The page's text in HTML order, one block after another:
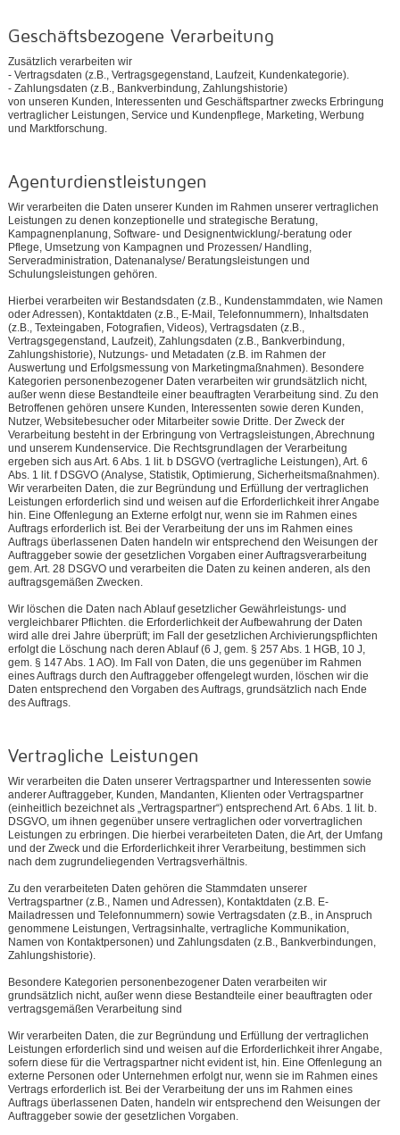
Geschäftsbezogene Verarbeitung
Zusätzlich verarbeiten wir
- Vertragsdaten (z.B., Vertragsgegenstand, Laufzeit, Kundenkategorie).
- Zahlungsdaten (z.B., Bankverbindung, Zahlungshistorie)
von unseren Kunden, Interessenten und Geschäftspartner zwecks Erbringung
vertraglicher Leistungen, Service und Kundenpflege, Marketing, Werbung
und Marktforschung.
Agenturdienstleistungen
Wir verarbeiten die Daten unserer Kunden im Rahmen unserer vertraglichen
Leistungen zu denen konzeptionelle und strategische Beratung,
Kampagnenplanung, Software- und Designentwicklung/-beratung oder
Pflege, Umsetzung von Kampagnen und Prozessen/ Handling,
Serveradministration, Datenanalyse/ Beratungsleistungen und
Schulungsleistungen gehören.
Hierbei verarbeiten wir Bestandsdaten (z.B., Kundenstammdaten, wie Namen
oder Adressen), Kontaktdaten (z.B., E-Mail, Telefonnummern), Inhaltsdaten
(z.B., Texteingaben, Fotografien, Videos), Vertragsdaten (z.B.,
Vertragsgegenstand, Laufzeit), Zahlungsdaten (z.B., Bankverbindung,
Zahlungshistorie), Nutzungs- und Metadaten (z.B. im Rahmen der
Auswertung und Erfolgsmessung von Marketingmaßnahmen). Besondere
Kategorien personenbezogener Daten verarbeiten wir grundsätzlich nicht,
außer wenn diese Bestandteile einer beauftragten Verarbeitung sind. Zu den
Betroffenen gehören unsere Kunden, Interessenten sowie deren Kunden,
Nutzer, Websitebesucher oder Mitarbeiter sowie Dritte. Der Zweck der
Verarbeitung besteht in der Erbringung von Vertragsleistungen, Abrechnung
und unserem Kundenservice. Die Rechtsgrundlagen der Verarbeitung
ergeben sich aus Art. 6 Abs. 1 lit. b DSGVO (vertragliche Leistungen), Art. 6
Abs. 1 lit. f DSGVO (Analyse, Statistik, Optimierung, Sicherheitsmaßnahmen).
Wir verarbeiten Daten, die zur Begründung und Erfüllung der vertraglichen
Leistungen erforderlich sind und weisen auf die Erforderlichkeit ihrer Angabe
hin. Eine Offenlegung an Externe erfolgt nur, wenn sie im Rahmen eines
Auftrags erforderlich ist. Bei der Verarbeitung der uns im Rahmen eines
Auftrags überlassenen Daten handeln wir entsprechend den Weisungen der
Auftraggeber sowie der gesetzlichen Vorgaben einer Auftragsverarbeitung
gem. Art. 28 DSGVO und verarbeiten die Daten zu keinen anderen, als den
auftragsgemäßen Zwecken.
Wir löschen die Daten nach Ablauf gesetzlicher Gewährleistungs- und
vergleichbarer Pflichten. die Erforderlichkeit der Aufbewahrung der Daten
wird alle drei Jahre überprüft; im Fall der gesetzlichen Archivierungspflichten
erfolgt die Löschung nach deren Ablauf (6 J, gem. § 257 Abs. 1 HGB, 10 J,
gem. § 147 Abs. 1 AO). Im Fall von Daten, die uns gegenüber im Rahmen
eines Auftrags durch den Auftraggeber offengelegt wurden, löschen wir die
Daten entsprechend den Vorgaben des Auftrags, grundsätzlich nach Ende
des Auftrags.
Vertragliche Leistungen
Wir verarbeiten die Daten unserer Vertragspartner und Interessenten sowie
anderer Auftraggeber, Kunden, Mandanten, Klienten oder Vertragspartner
(einheitlich bezeichnet als „Vertragspartner“) entsprechend Art. 6 Abs. 1 lit. b.
DSGVO, um ihnen gegenüber unsere vertraglichen oder vorvertraglichen
Leistungen zu erbringen. Die hierbei verarbeiteten Daten, die Art, der Umfang
und der Zweck und die Erforderlichkeit ihrer Verarbeitung, bestimmen sich
nach dem zugrundeliegenden Vertragsverhältnis.
Zu den verarbeiteten Daten gehören die Stammdaten unserer
Vertragspartner (z.B., Namen und Adressen), Kontaktdaten (z.B. E-
Mailadressen und Telefonnummern) sowie Vertragsdaten (z.B., in Anspruch
genommene Leistungen, Vertragsinhalte, vertragliche Kommunikation,
Namen von Kontaktpersonen) und Zahlungsdaten (z.B., Bankverbindungen,
Zahlungshistorie).
Besondere Kategorien personenbezogener Daten verarbeiten wir
grundsätzlich nicht, außer wenn diese Bestandteile einer beauftragten oder
vertragsgemäßen Verarbeitung sind
Wir verarbeiten Daten, die zur Begründung und Erfüllung der vertraglichen
Leistungen erforderlich sind und weisen auf die Erforderlichkeit ihrer Angabe,
sofern diese für die Vertragspartner nicht evident ist, hin. Eine Offenlegung an
externe Personen oder Unternehmen erfolgt nur, wenn sie im Rahmen eines
Vertrags erforderlich ist. Bei der Verarbeitung der uns im Rahmen eines
Auftrags überlassenen Daten, handeln wir entsprechend den Weisungen der
Auftraggeber sowie der gesetzlichen Vorgaben.